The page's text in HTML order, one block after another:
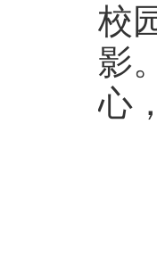
校
影
心